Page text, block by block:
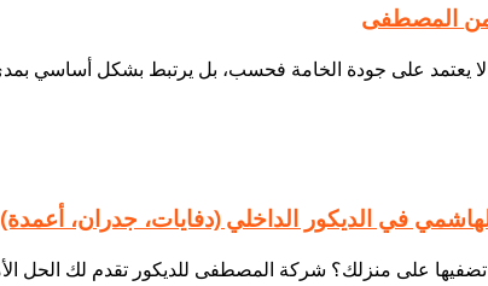
من المصطفى
في الديكور الداخلي (دفايات، جدران، أعمدة)